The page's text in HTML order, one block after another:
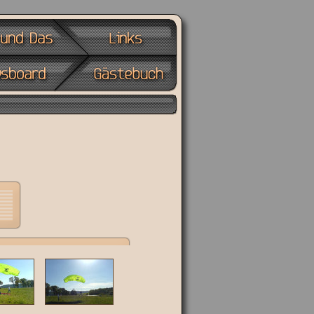
Dies und das& LustigesDrachenbezogene
UnserNewsboard
vor